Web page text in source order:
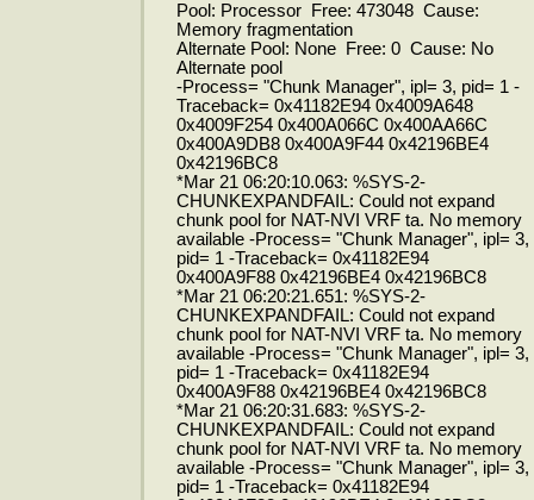
Pool: Processor Free: 473048 Cause:
Memory fragmentation
Alternate Pool: None Free: 0 Cause: No
Alternate pool
-Process= "Chunk Manager", ipl= 3, pid= 1 -
Traceback= 0x41182E94 0x4009A648
0x4009F254 0x400A066C 0x400AA66C
0x400A9DB8 0x400A9F44 0x42196BE4
0x42196BC8
*Mar 21 06:20:10.063: %SYS-2-
CHUNKEXPANDFAIL: Could not expand
chunk pool for NAT-NVI VRF ta. No memory
available -Process= "Chunk Manager", ipl= 3,
pid= 1 -Traceback= 0x41182E94
0x400A9F88 0x42196BE4 0x42196BC8
*Mar 21 06:20:21.651: %SYS-2-
CHUNKEXPANDFAIL: Could not expand
chunk pool for NAT-NVI VRF ta. No memory
available -Process= "Chunk Manager", ipl= 3,
pid= 1 -Traceback= 0x41182E94
0x400A9F88 0x42196BE4 0x42196BC8
*Mar 21 06:20:31.683: %SYS-2-
CHUNKEXPANDFAIL: Could not expand
chunk pool for NAT-NVI VRF ta. No memory
available -Process= "Chunk Manager", ipl= 3,
pid= 1 -Traceback= 0x41182E94